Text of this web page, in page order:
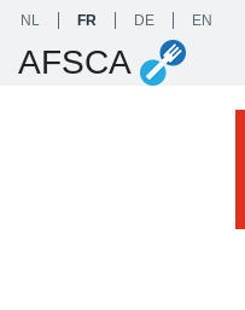
NL FR DE EN
AFSCA